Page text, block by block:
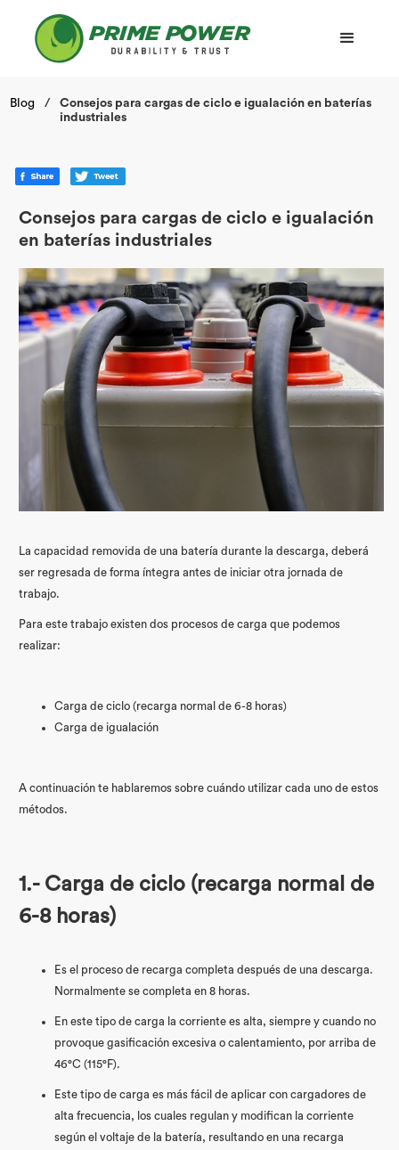
Blog /
Consejos para cargas de ciclo e igualación en baterías
industriales
Consejos para cargas de ciclo e igualación
en baterías industriales
La capacidad removida de una batería durante la descarga, deberá
ser regresada de forma íntegra antes de iniciar otra jornada de
trabajo.
Para este trabajo existen dos procesos de carga que podemos
realizar:
Carga de ciclo (recarga normal de 6-8 horas)
Carga de igualación
A continuación te hablaremos sobre cuándo utilizar cada uno de estos
métodos.
1.- Carga de ciclo (recarga normal de
6-8 horas)
Es el proceso de recarga completa después de una descarga.
Normalmente se completa en 8 horas.
En este tipo de carga la corriente es alta, siempre y cuando no
provoque gasificación excesiva o calentamiento, por arriba de
46°C (115°F).
Este tipo de carga es más fácil de aplicar con cargadores de
alta frecuencia, los cuales regulan y modifican la corriente
según el voltaje de la batería, resultando en una recarga